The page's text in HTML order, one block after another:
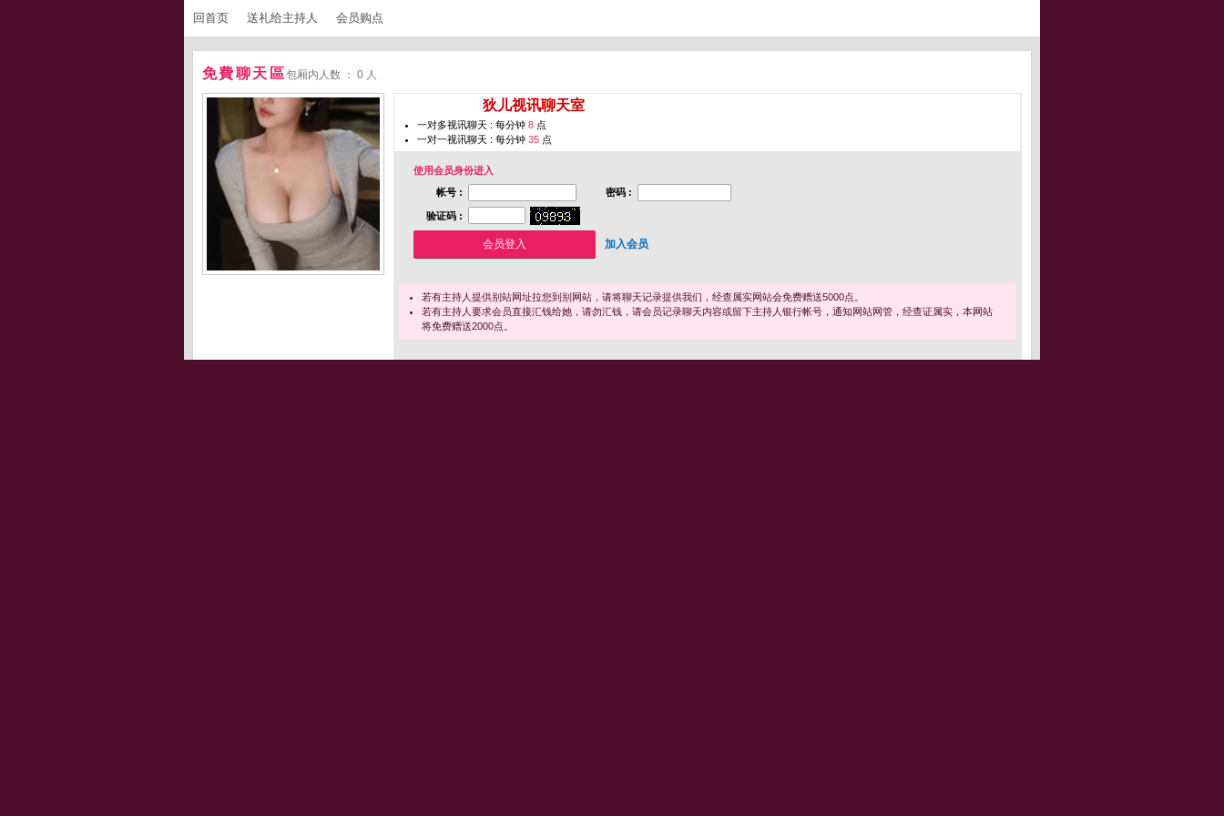
回首页 送礼给主持人 会员购点
免費聊天區包厢内人数 ： 0 人
狄儿视讯聊天室
一对多视讯聊天 : 每分钟 8 点
一对一视讯聊天 : 每分钟 35 点
使用会员身份进入
帐号 :
密码 :
验证码 :
加入会员
若有主持人提供别站网址拉您到别网站，请将聊天记录提供我们，经查属实网站会免费赠送5000点。
若有主持人要求会员直接汇钱给她，请勿汇钱，请会员记录聊天内容或留下主持人银行帐号，通知网站网管，经查证属实，本网站
将免费赠送2000点。